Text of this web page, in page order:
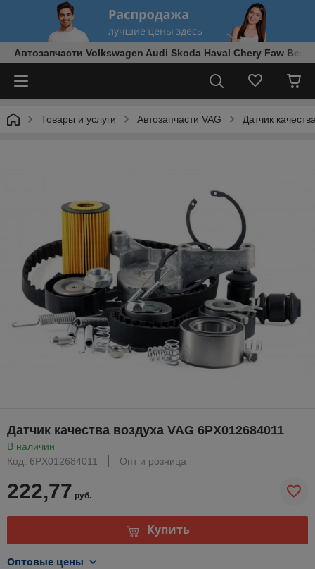
Автозапчасти Volkswagen Audi Skoda Haval Chery Faw
Товары и услуги Автозапчасти VAG Датчик
Датчик качества воздуха VAG 6PX012684011
В наличии
Код: 6PX012684011
Опт и розница
222,77 руб.
Купить
Оптовые цены